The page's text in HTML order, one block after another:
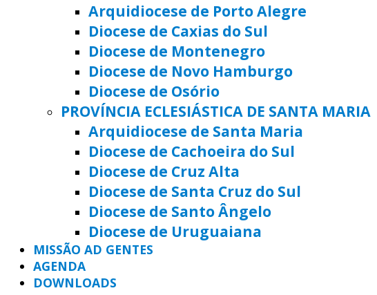
Arquidiocese de Porto Alegre
Diocese de Caxias do Sul
Diocese de Montenegro
Diocese de Novo Hamburgo
Diocese de Osório
PROVÍNCIA ECLESIÁSTICA DE SANTA MARIA
Arquidiocese de Santa Maria
Diocese de Cachoeira do Sul
Diocese de Cruz Alta
Diocese de Santa Cruz do Sul
Diocese de Santo Ângelo
Diocese de Uruguaiana
MISSÃO AD GENTES
AGENDA
DOWNLOADS